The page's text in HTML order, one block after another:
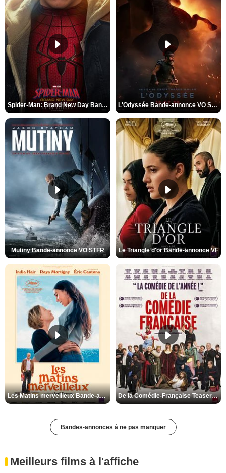
Spider-Man: Brand New Day Bande-annonce VO STFR L'Odyssée Bande-annonce VO STFR
Mutiny Bande-annonce VO STFR Le Triangle d'or Bande-annonce VF
Les Matins merveilleux Bande-annonce VF De la Comédie-Française Teaser VF
Bandes-annonces à ne pas manquer
Meilleurs films à l'affiche